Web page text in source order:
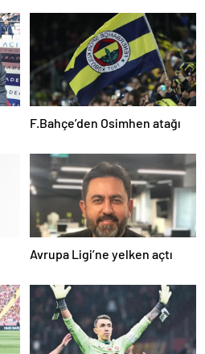
F.Bahçe’den Osimhen atağı
Avrupa Ligi’ne yelken açtı